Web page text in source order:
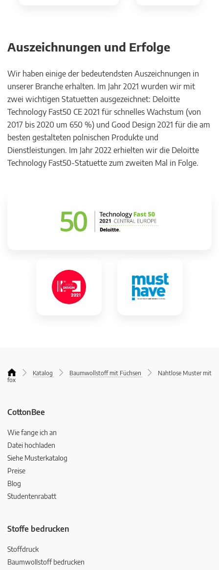
Auszeichnungen und Erfolge
Wir haben einige der bedeutendsten Auszeichnungen in
unserer Branche erhalten. Im Jahr 2021 wurden wir mit
zwei wichtigen Statuetten ausgezeichnet: Deloitte
Technology Fast50 CE 2021 für schnelles Wachstum (von
2017 bis 2020 um 650 %) und Good Design 2021 für die am
besten gestalteten polnischen Produkte und
Dienstleistungen. Im Jahr 2022 erhielten wir die Deloitte
Technology Fast50-Statuette zum zweiten Mal in Folge.
Katalog Baumwollstoff mit Füchsen
Nahtlose Muster mit
fox
CottonBee
Wie fange ich an
Datei hochladen
Siehe Musterkatalog
Preise
Blog
Studentenrabatt
Stoffe bedrucken
Stoffdruck
Baumwollstoff bedrucken